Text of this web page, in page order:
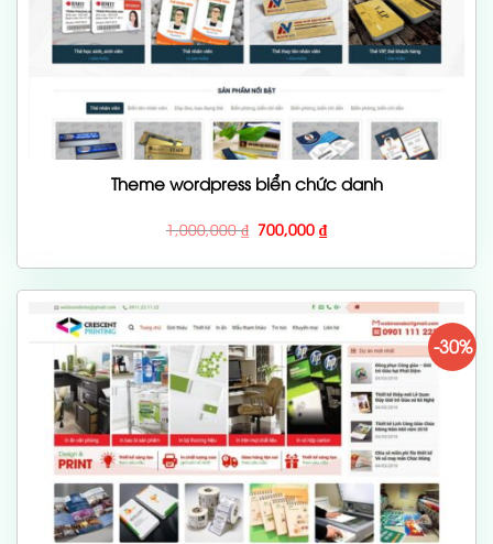
Theme wordpress biển chức danh
1,000,000₫ Giá
gốc
1,000,000 ₫.
700,000₫Giá
hiện
là:
-30%